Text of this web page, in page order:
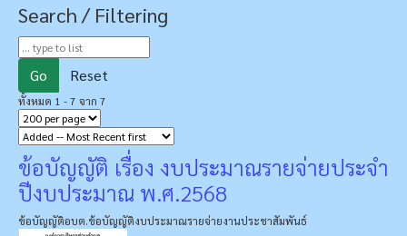
Search / Filtering
Go Reset
ทั้งหมด 1 - 7 จาก 7
ข้อบัญญัติ เรื่อง งบประมาณรายจ่ายประจํา
ปีงบประมาณ พ.ศ.2568
ข้อบัญญัติอบต.ข้อบัญญัติงบประมาณรายจ่ายงานประชาสัมพันธ์